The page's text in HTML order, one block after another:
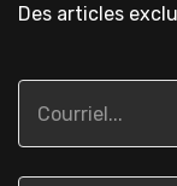
Des articles